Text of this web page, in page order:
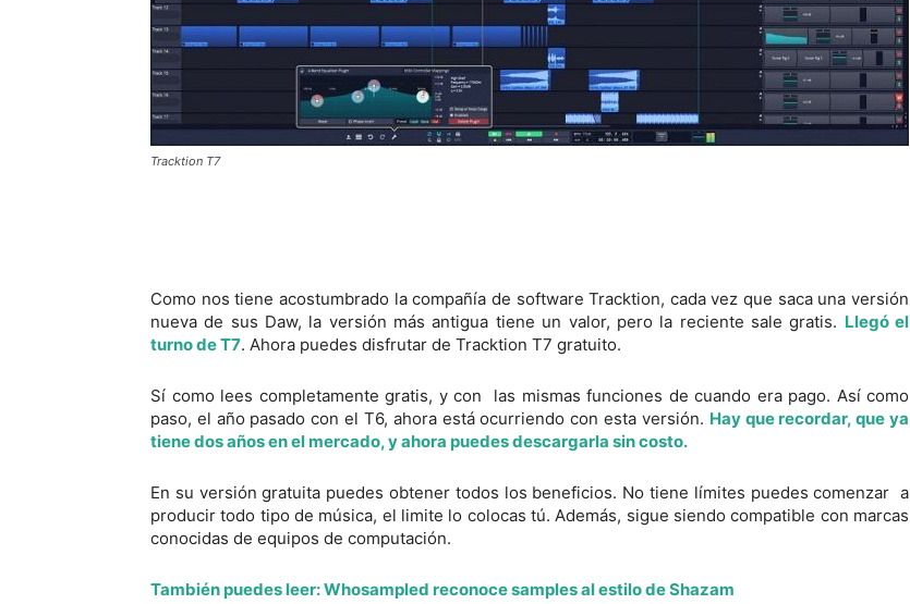
Tracktion T7
Como nos tiene acostumbrado la compañía de software Tracktion, cada vez que saca una versión
nueva de sus Daw, la versión más antigua tiene un valor, pero la reciente sale gratis. Llegó el
turno de T7. Ahora puedes disfrutar de Tracktion T7 gratuito.
Sí como lees completamente gratis, y con las mismas funciones de cuando era pago. Así como
paso, el año pasado con el T6, ahora está ocurriendo con esta versión. Hay que recordar, que ya
tiene dos años en el mercado, y ahora puedes descargarla sin costo.
En su versión gratuita puedes obtener todos los beneficios. No tiene límites puedes comenzar a
producir todo tipo de música, el limite lo colocas tú. Además, sigue siendo compatible con marcas
conocidas de equipos de computación.
También puedes leer:Whosampled reconoce samples al estilo de Shazam